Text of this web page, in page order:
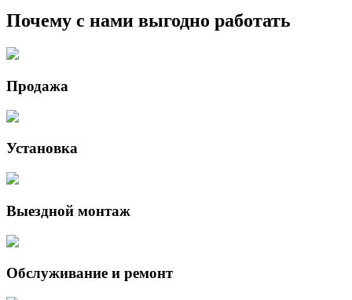
Почему с нами выгодно работать
Продажа
Установка
Выездной монтаж
Обслуживание и ремонт